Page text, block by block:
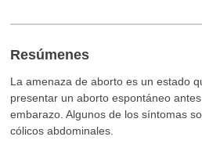
Resúmenes
La amenaza de aborto es un estado
presentar un aborto espontáneo
embarazo. Algunos de los síntomas
cólicos abdominales.